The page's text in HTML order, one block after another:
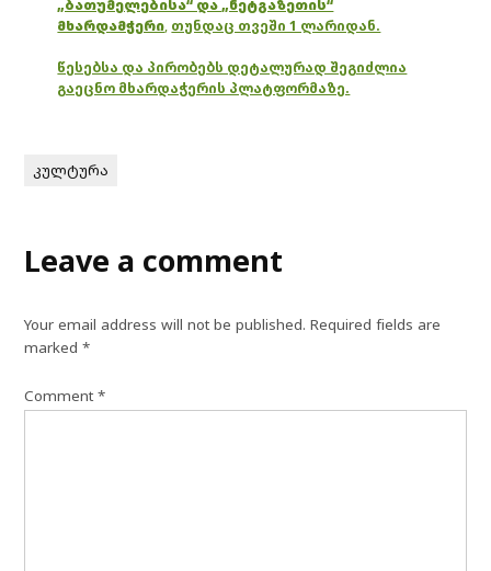
„ბათუმელებისა“ და „ნეტგაზეთის“
მხარდამჭერი, თუნდაც თვეში 1 ლარიდან.
წესებსა და პირობებს დეტალურად შეგიძლია
გაეცნო მხარდაჭერის პლატფორმაზე.
კულტურა
Leave a comment
Your email address will not be published. Required fields are
marked*
Comment*